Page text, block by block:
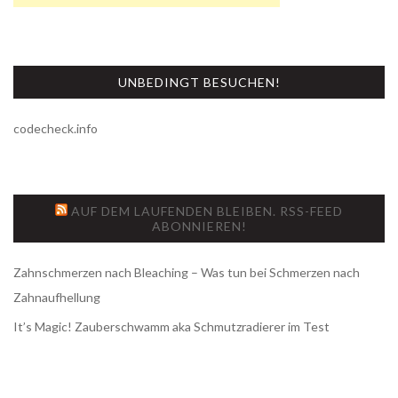
UNBEDINGT BESUCHEN!
codecheck.info
AUF DEM LAUFENDEN BLEIBEN. RSS-FEED
ABONNIEREN!
Zahnschmerzen nach Bleaching – Was tun bei Schmerzen nach
Zahnaufhellung
It’s Magic! Zauberschwamm aka Schmutzradierer im Test